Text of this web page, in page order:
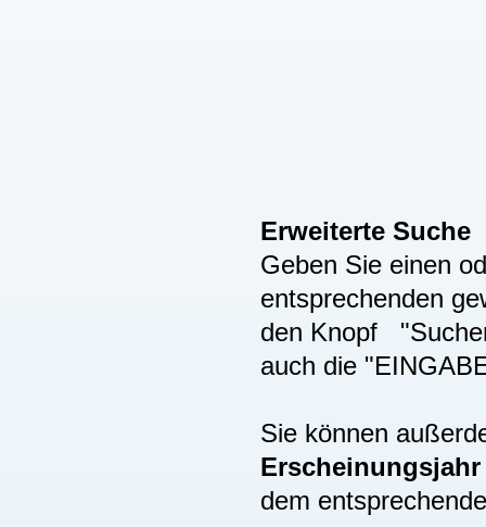
Erweiterte Suche
Geben Sie einen
entsprechenden
den Knopf
auch die
Sie können
dem